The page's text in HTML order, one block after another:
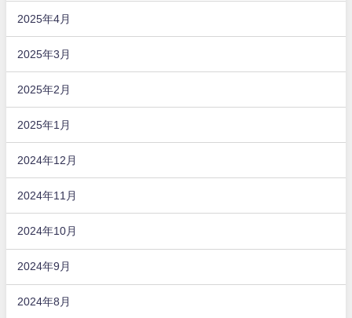
2025年4月
2025年3月
2025年2月
2025年1月
2024年12月
2024年11月
2024年10月
2024年9月
2024年8月